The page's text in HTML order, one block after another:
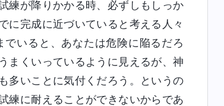
練が降りかかる時、必ずしもしっか
に完成に近づいていると考える人々
いると、あなたは危険に陥るだろ
まくいっているように見えるが、神
多いことに気付くだろう。というの
練に耐えることができないからであ